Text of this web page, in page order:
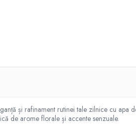
și rafinament rutinei tale zilnice cu apa
de arome florale și accente senzuale.